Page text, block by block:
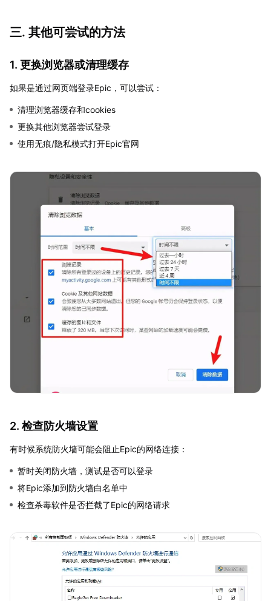
三. 其他可尝试的方法
1. 更换浏览器或清理缓存
如果是通过网页端登录Epic，可以尝试：
清理浏览器缓存和cookies
更换其他浏览器尝试登录
使用无痕/隐私模式打开Epic官网
2. 检查防火墙设置
有时候系统防火墙可能会阻止Epic的网络连接：
暂时关闭防火墙，测试是否可以登录
将Epic添加到防火墙白名单中
检查杀毒软件是否拦截了Epic的网络请求